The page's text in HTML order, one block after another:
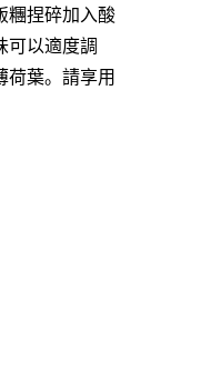
糰捏碎加入酸
可以適度調
荷葉。請享用